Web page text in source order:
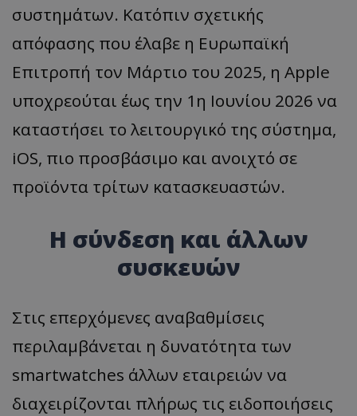
συστημάτων. Κατόπιν σχετικής
απόφασης που έλαβε η Ευρωπαϊκή
Επιτροπή τον Μάρτιο του 2025, η Apple
υποχρεούται έως την 1η Ιουνίου 2026 να
καταστήσει το λειτουργικό της σύστημα,
iOS, πιο προσβάσιμο και ανοιχτό σε
προϊόντα τρίτων κατασκευαστών.
Η σύνδεση και άλλων
συσκευών
Στις επερχόμενες αναβαθμίσεις
περιλαμβάνεται η δυνατότητα των
smartwatches άλλων εταιρειών να
διαχειρίζονται πλήρως τις ειδοποιήσεις